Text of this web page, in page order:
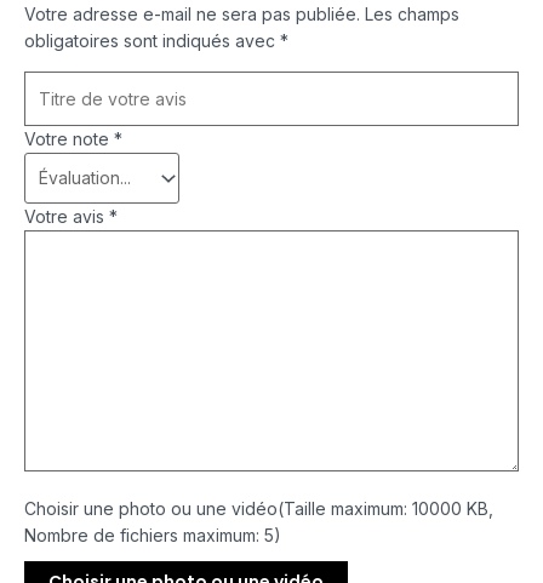
Votre adresse e-mail ne sera pas publiée. Les champs
obligatoires sont indiqués avec *
Votre note *
Votre avis *
Choisir une photo ou une vidéo(Taille maximum: 10000 KB,
Nombre de fichiers maximum: 5)